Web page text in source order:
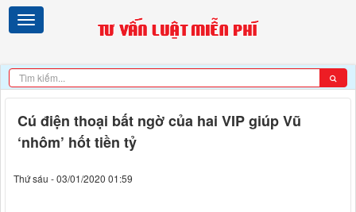
Cú điện thoại bất ngờ của hai VIP giúp Vũ
‘nhôm’ hốt tiền tỷ
Thứ sáu - 03/01/2020 01:59